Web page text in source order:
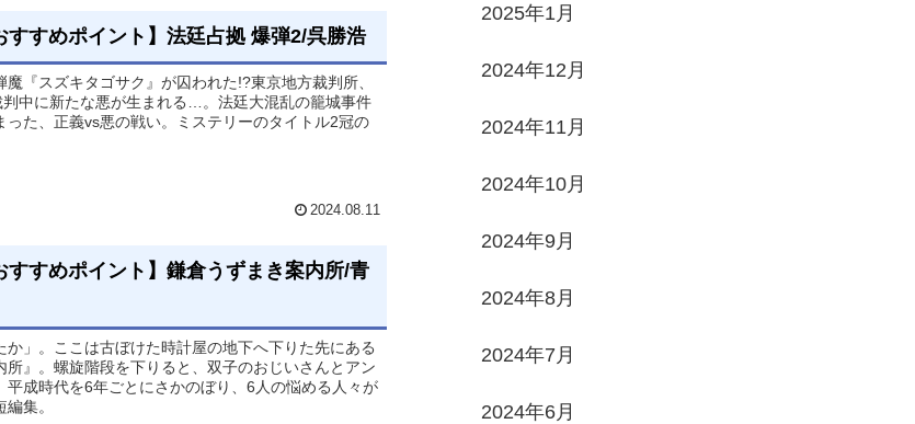
すすめポイント】法廷占拠 爆弾2/呉勝浩
魔『スズキタゴサク』が囚われた!?東京地方裁判所、
判中に新たな悪が生まれる…。法廷大混乱の籠城事件
った、正義vs悪の戦い。ミステリーのタイトル2冠の
2024.08.11
すすめポイント】鎌倉うずまき案内所/青
か」。ここは古ぼけた時計屋の地下へ下りた先にある
所』。螺旋階段を下りると、双子のおじいさんとアン
成時代を6年ごとにさかのぼり、6人の悩める人々が
集。
2025年1月
2024年12月
2024年11月
2024年10月
2024年9月
2024年8月
2024年7月
2024年6月